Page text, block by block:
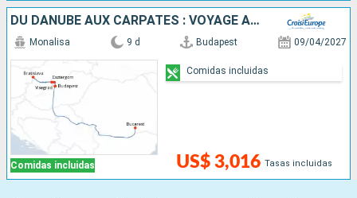
DU DANUBE AUX CARPATES : VOYAGE AU C½UR DE L'EUROPE LÉGENDAIRE
Comidas incluidas
Monalisa 9 d Budapest 09/04/2027
US$ 3,016 Tasas incluidas
Comidas incluidas